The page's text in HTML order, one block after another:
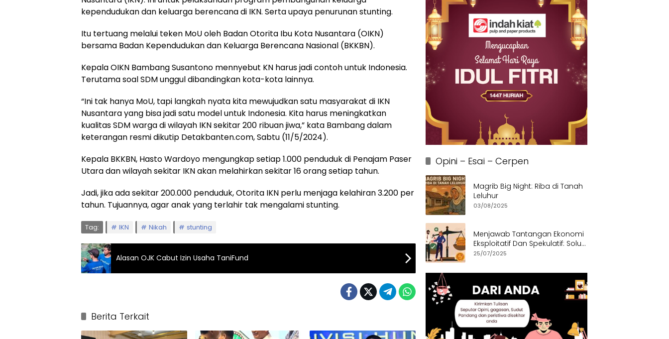
kependudukan dan keluarga berencana di IKN. Serta upaya penurunan stunting.
Itu tertuang melalui teken MoU oleh Badan Otorita Ibu Kota Nusantara (OIKN)
bersama Badan Kependudukan dan Keluarga Berencana Nasional (BKKBN).
Kepala OIKN Bambang Susantono mennyebut KN harus jadi contoh untuk Indonesia.
Terutama soal SDM unggul dibandingkan kota-kota lainnya.
“Ini tak hanya MoU, tapi langkah nyata kita mewujudkan satu masyarakat di IKN
Nusantara yang bisa jadi satu model untuk Indonesia. Kita harus meningkatkan
kualitas SDM warga di wilayah IKN sekitar 200 ribuan jiwa,” kata Bambang dalam
keterangan resmi dikutip Detakbanten.com, Sabtu (11/5/2024).
Kepala BKKBN, Hasto Wardoyo mengungkap setiap 1.000 penduduk di Penajam Paser
Utara dan wilayah sekitar IKN akan melahirkan sekitar 16 orang setiap tahun.
Jadi, jika ada sekitar 200.000 penduduk, Otorita IKN perlu menjaga kelahiran 3.200 per
tahun. Tujuannya, agar anak yang terlahir tak mengalami stunting.
Tag: IKN Nikah stunting
Alasan OJK Cabut Izin Usaha TaniFund
Berita Terkait
Opini – Esai – Cerpen
Magrib Big Night: Riba di Tanah
Leluhur
03/08/2025
Menjawab Tantangan Ekonomi
Eksploitatif Dan Spekulatif: Solusi
Etis dan Berkeadilan
25/07/2025